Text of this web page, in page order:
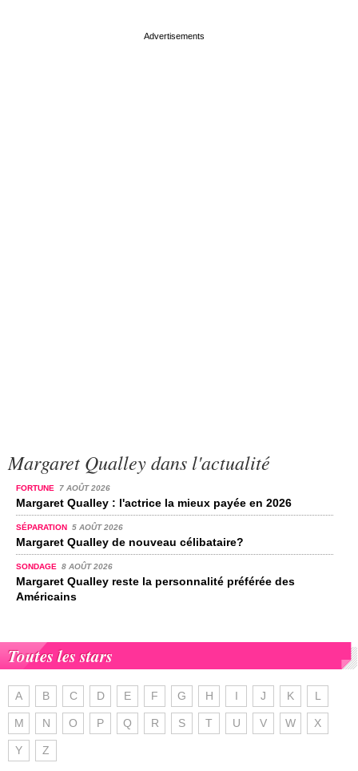
Margaret Qualley dans l'actualité
FORTUNE 7 AOÛT 2026
Margaret Qualley : l'actrice la mieux payée en 2026
SÉPARATION 5 AOÛT 2026
Margaret Qualley de nouveau célibataire?
SONDAGE 8 AOÛT 2026
Margaret Qualley reste la personnalité préférée des
Américains
Toutes les stars
A B C D E F G H I J K L
M N O P Q R S T U V W X
Y Z